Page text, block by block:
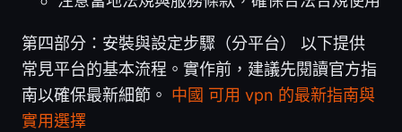
第四部分：安裝與設定步驟（分平台） 以下提供
常見平台的基本流程。實作前，建議先閱讀官方指
南以確保最新細節。 中國 可用 vpn 的最新指南與
實用選擇